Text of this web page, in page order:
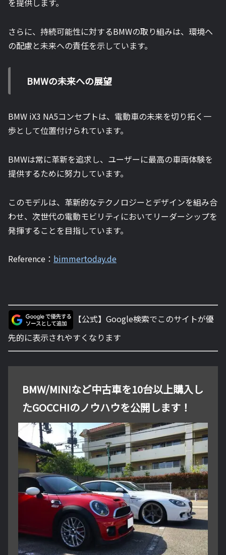
を提供します。
さらに、持続可能性に対するBMWの取り組みは、環境へ
の配慮と未来への責任を示しています。
BMWの未来への展望
BMW iX3 NA5コンセプトは、電動車の未来を切り拓く一
歩として位置付けられています。
BMWは常に革新を追求し、ユーザーに最高の車両体験を
提供するために努力しています。
このモデルは、革新的なテクノロジーとデザインを組み合
わせ、次世代の電動モビリティにおいてリーダーシップを
発揮することを目指しています。
Reference： bimmertoday.de
【公式】Google検索でこのサイトが優
先的に表示されやすくなります
BMW/MINIなど中古車を10台以上購入し
たGOCCHIのノウハウを公開します！